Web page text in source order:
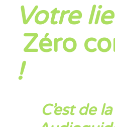
Votre
Zéro
!
C’est de